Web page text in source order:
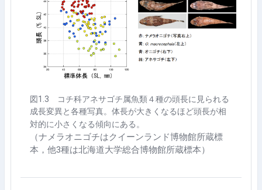
図1.3 コチ科アネサゴチ属魚類４種の頭長に見られる
成長変異と各種写真。体長が大きくなるほど頭長が相
対的に小さくなる傾向にある。
（ナメラオニゴチはクイーンランド博物館所蔵標
本，他3種は北海道大学総合博物館所蔵標本）